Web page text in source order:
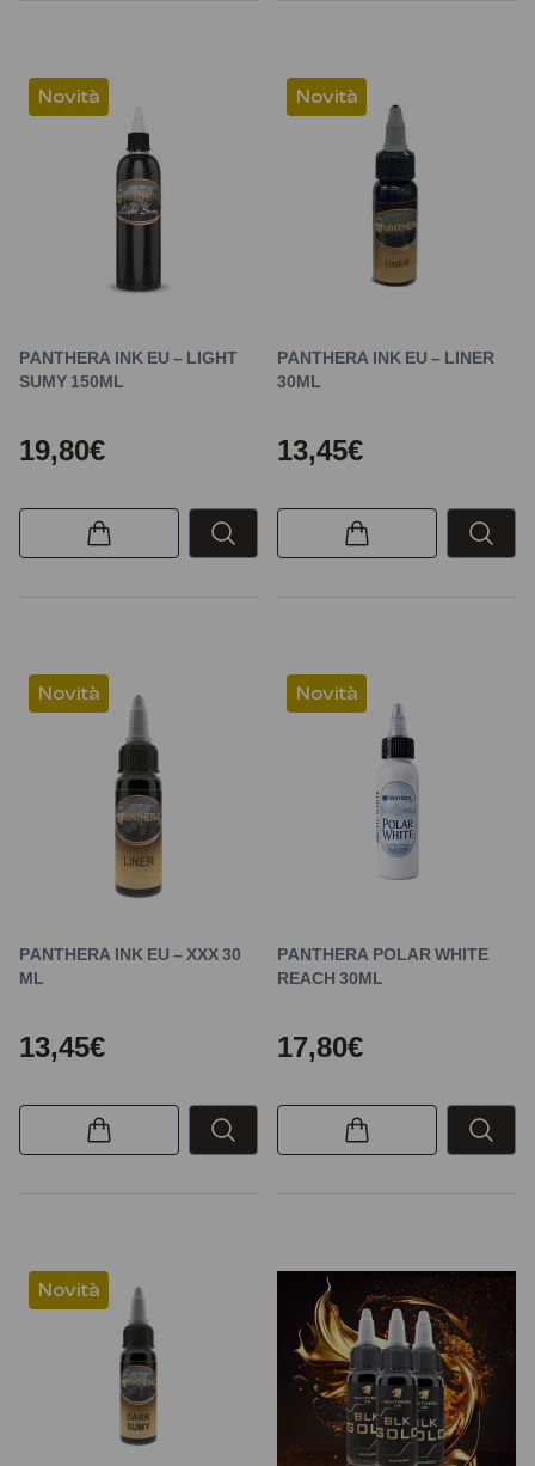
Novità
PANTHERA INK EU – LIGHT
SUMY 150ML
19,80€
Novità
PANTHERA INK EU – LINER
30ML
13,45€
Novità
PANTHERA INK EU – XXX 30
ML
13,45€
Novità
PANTHERA POLAR WHITE
REACH 30ML
17,80€
Novità